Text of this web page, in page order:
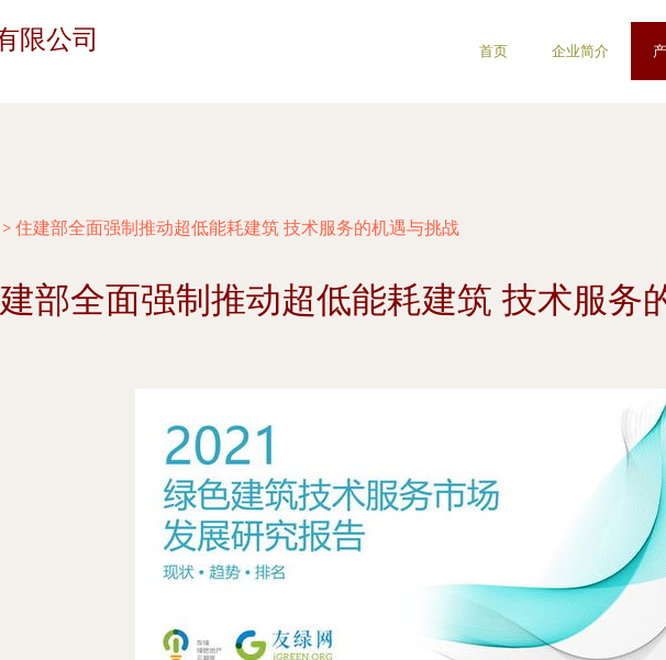
限公司 首页 企业简介
> 住建部全面强制推动超低能耗建筑 技术服务的机遇与挑战
部全面强制推动超低能耗建筑 技术服务